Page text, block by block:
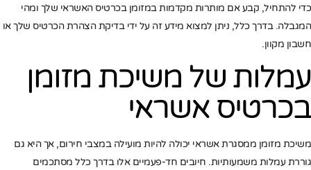
כדי להתחיל, קבע אם מותרות מקדמות במזומן בכרטיס האשראי שלך ומהי
המגבלה. בדרך כלל, ניתן למצוא מידע זה על ידי בדיקת הצהרת הכרטיס שלך או
חשבון מקוון.
עמלות של משיכת מזומן
בכרטיס אשראי
משיכת מזומן ממסגרת אשראי יכולה להיות מועילה במצבי חירום, אך היא גם
גוררת עמלות משמעותיות. חיובים חד-פעמיים אלו בדרך כלל מסתכמים